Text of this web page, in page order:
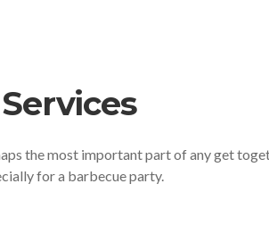
Services
the most important part of any get
for a barbecue party.